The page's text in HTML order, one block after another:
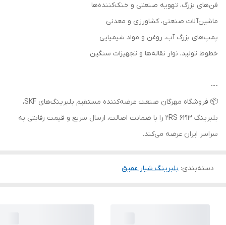
فن‌های بزرگ، تهویه صنعتی و خنک‌کننده‌ها
ماشین‌آلات صنعتی، کشاورزی و معدنی
پمپ‌های بزرگ آب، روغن و مواد شیمیایی
خطوط تولید، نوار نقاله‌ها و تجهیزات سنگین
---
📦 فروشگاه مهرگان صنعت عرضه‌کننده مستقیم بلبرینگ‌های SKF،
بلبرینگ 6213 2RS را با ضمانت اصالت، ارسال سریع و قیمت رقابتی به
سراسر ایران عرضه می‌کند.
دسته‌بندی: بلبرینگ شیار عمیق